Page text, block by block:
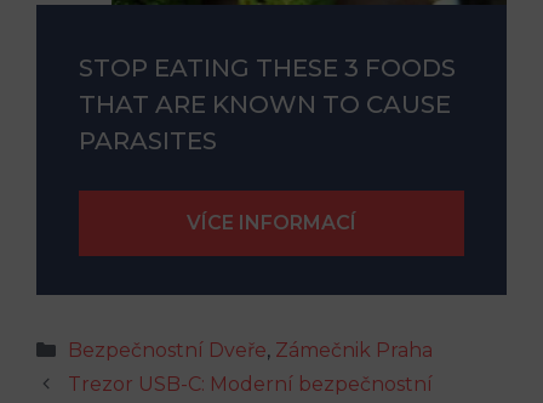
STOP EATING THESE 3 FOODS
THAT ARE KNOWN TO CAUSE
PARASITES
Rubriky
Bezpečnostní Dveře, Zámečnik Praha
Trezor USB-C: Moderní bezpečnostní